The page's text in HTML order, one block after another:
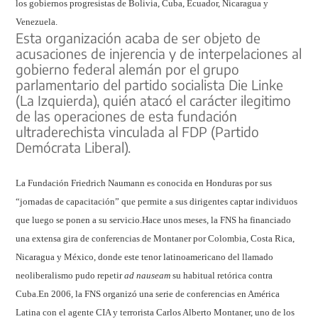
los gobiernos progresistas de Bolivia, Cuba, Ecuador, Nicaragua y
Venezuela.
Esta organización acaba de ser objeto de
acusaciones de injerencia y de interpelaciones al
gobierno federal alemán por el grupo
parlamentario del partido socialista Die Linke
(La Izquierda), quién atacó el carácter ilegitimo
de las operaciones de esta fundación
ultraderechista vinculada al FDP (Partido
Demócrata Liberal).
La Fundación Friedrich Naumann es conocida en Honduras por sus
“jornadas de capacitación” que permite a sus dirigentes captar individuos
que luego se ponen a su servicio.Hace unos meses, la FNS ha financiado
una extensa gira de conferencias de Montaner por Colombia, Costa Rica,
Nicaragua y México, donde este tenor latinoamericano del llamado
neoliberalismo pudo repetirad nauseam su habitual retórica contra
Cuba.En 2006, la FNS organizó una serie de conferencias en América
Latina con el agente CIA y terrorista Carlos Alberto Montaner, uno de los